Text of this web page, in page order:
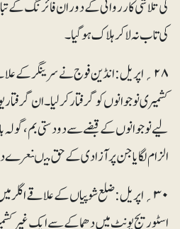
کی تلاشی کارروائی کے دوران فائرنگ کے
کی تاب نہ لاکر ہلاک ہوگیا۔
۲۸؍ اپریل: انڈین فوج نے سرینگر کے
کشمیری نوجوانوں کو گرفتار کرلیا۔ ان
لیے نوجوانوں کے قبضے سے دو دستی بم، گولہ
الزام لگایا جن پر آزادی کے حق
۳۰؍ اپریل: ضلع شوپیاں کے علاقے
اسٹوریج یونٹ میں دھماکے سے ایک غیر